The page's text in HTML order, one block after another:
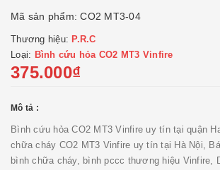
Mã sản phẩm:CO2 MT3-04
Thương hiệu: P.R.C
Loại: Bình cứu hỏa CO2 MT3 Vinfire
375.000₫
Mô tả :
Bình cứu hỏa CO2 MT3 Vinfire uy tín tại quận
chữa cháy CO2 MT3 Vinfire uy tín tại Hà Nội,
bình chữa cháy, bình pccc thương hiệu Vinfire,